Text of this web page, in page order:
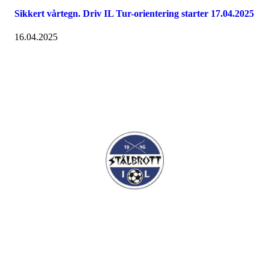
Sikkert vårtegn. Driv IL Tur-orientering starter 17.04.2025
16.04.2025